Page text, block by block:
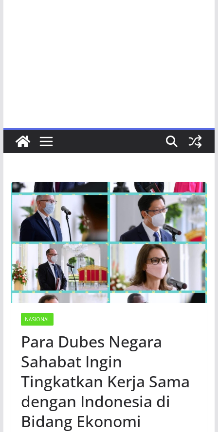
NASIONAL
Para Dubes Negara
Sahabat Ingin
Tingkatkan Kerja Sama
dengan Indonesia di
Bidang Ekonomi